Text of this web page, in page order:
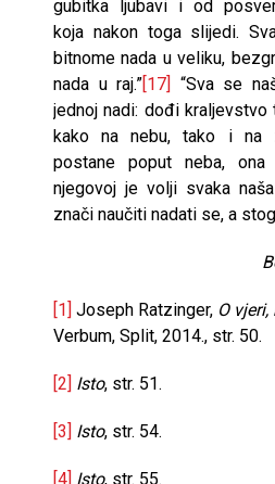
gubitka ljubavi i od
koja nakon toga slijedi.
bitnome nada u veliku,
nada u raj.” [17]
“Sva se
jednoj nadi: dođi kraljevstvo
kako na nebu, tako i na
postane poput neba,
njegovoj je volji svaka
znači naučiti nadati se, a
[1] Joseph Ratzinger, O
Verbum, Split, 2014., str. 50.
[2] Isto, str. 51.
[3] Isto, str. 54.
[4] Isto, str. 55.